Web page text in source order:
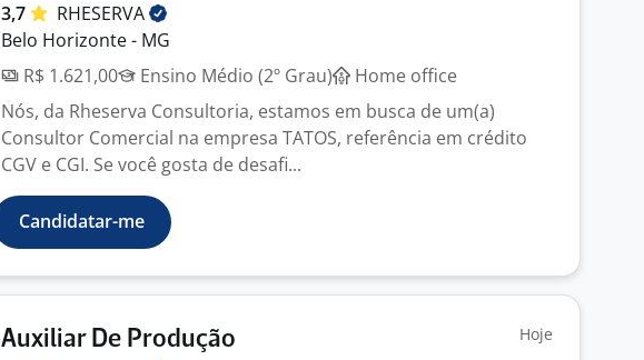
3,7
RHESERVA
Belo Horizonte - MG
R$ 1.621,00
Ensino Médio (2º Grau)
Home office
Nós, da Rheserva Consultoria, estamos em busca de um(a)
Consultor Comercial na empresa TATOS, referência em crédito
CGV e CGI. Se você gosta de desafi...
Candidatar-me
Auxiliar De Produção Hoje